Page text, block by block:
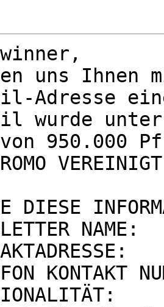
Adresse
wurde
950.000
DIESE
KONTAKT